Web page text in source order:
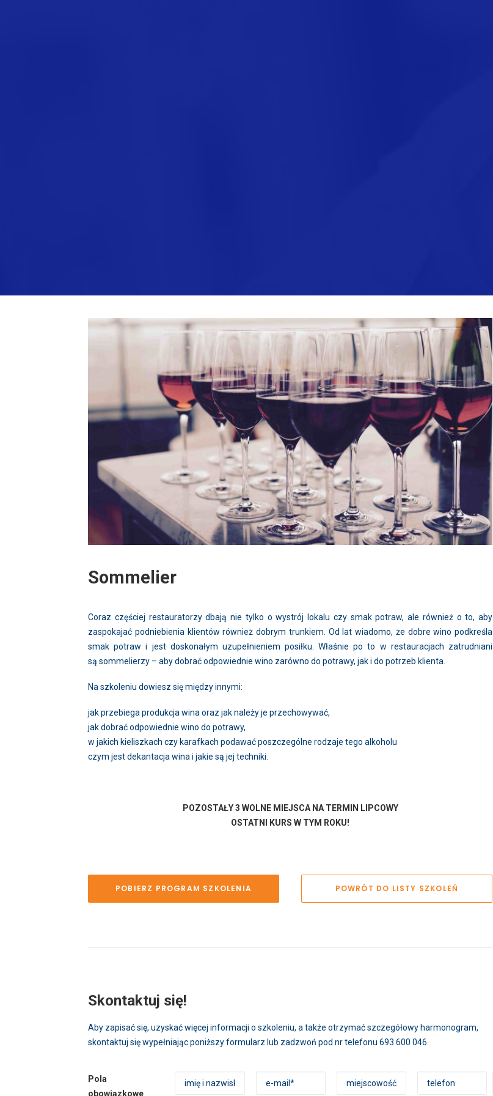
Sommelier
Coraz częściej restauratorzy dbają nie tylko o wystrój lokalu czy smak potraw, ale również o to, aby
zaspokajać podniebienia klientów również dobrym trunkiem. Od lat wiadomo, że dobre wino podkreśla
smak potraw i jest doskonałym uzupełnieniem posiłku. Właśnie po to w restauracjach zatrudniani
są sommelierzy – aby dobrać odpowiednie wino zarówno do potrawy, jak i do potrzeb klienta.
Na szkoleniu dowiesz się między innymi:
jak przebiega produkcja wina oraz jak należy je przechowywać,
jak dobrać odpowiednie wino do potrawy,
w jakich kieliszkach czy karafkach podawać poszczególne rodzaje tego alkoholu
czym jest dekantacja wina i jakie są jej techniki.
POZOSTAŁY 3 WOLNE MIEJSCA NA TERMIN LIPCOWY
OSTATNI KURS W TYM ROKU!
POBIERZ PROGRAM SZKOLENIA POWRÓT DO LISTY SZKOLEŃ
Skontaktuj się!
Aby zapisać się, uzyskać więcej informacji o szkoleniu, a także otrzymać szczegółowy harmonogram,
skontaktuj się wypełniając poniższy formularz lub zadzwoń pod nr telefonu 693 600 046.
Pola
obowiązkowe